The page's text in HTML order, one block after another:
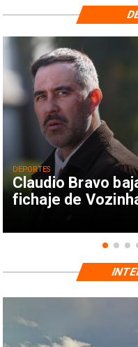
Claudio Bravo
fichaje de
DEPORTES